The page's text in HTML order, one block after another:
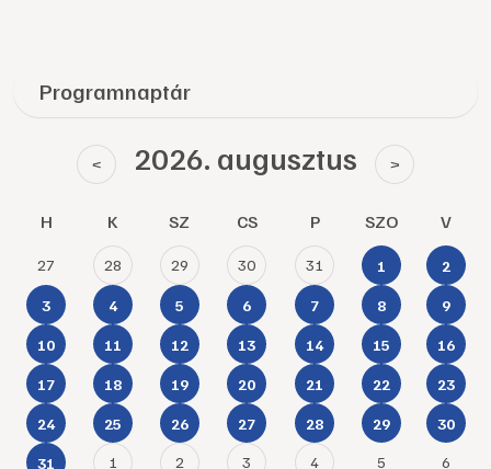
Programnaptár
< 2026. augusztus >
H K SZ CS P SZO V
27 28 29 30 31 1 2
3 4 5 6 7 8 9
10 11 12 13 14 15 16
17 18 19 20 21 22 23
24 25 26 27 28 29 30
31 1 2 3 4 5 6